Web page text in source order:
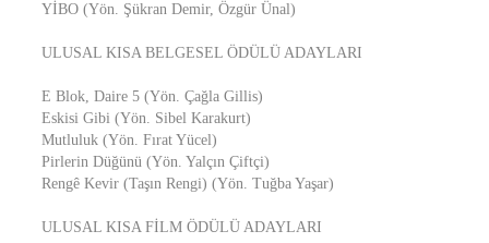
YİBO (Yön. Şükran Demir, Özgür Ünal)
ULUSAL KISA BELGESEL ÖDÜLÜ ADAYLARI
E Blok, Daire 5 (Yön. Çağla Gillis)
Eskisi Gibi (Yön. Sibel Karakurt)
Mutluluk (Yön. Fırat Yücel)
Pirlerin Düğünü (Yön. Yalçın Çiftçi)
Rengê Kevir (Taşın Rengi) (Yön. Tuğba Yaşar)
ULUSAL KISA FİLM ÖDÜLÜ ADAYLARI